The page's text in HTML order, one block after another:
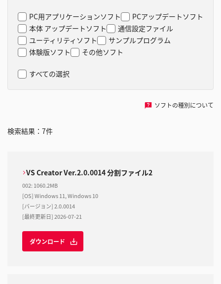
PC用アプリケーションソフト
PCアップデートソフト
本体 アップデートソフト
通信設定ファイル
ユーティリティソフト
サンプルプログラム
体験版ソフト
その他ソフト
すべての選択
ソフトの種別について
検索結果： 7件
VS Creator Ver.2.0.0014 分割ファイル2
002: 1060.2MB
[OS] Windows 11, Windows 10
[バージョン] 2.0.0014
[最終更新日] 2026-07-21
ダウンロード